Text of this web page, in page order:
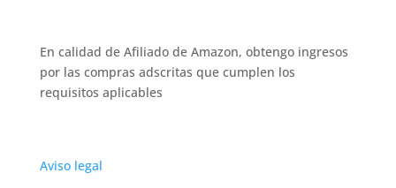
En calidad de Afiliado de Amazon, obtengo ingresos
por las compras adscritas que cumplen los
requisitos aplicables
Aviso legal